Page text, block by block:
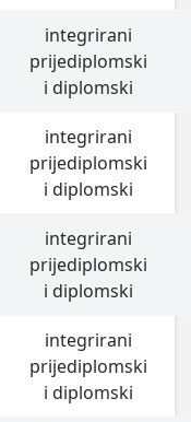
integrirani
prijediplomski
i diplomski
integrirani
prijediplomski
i diplomski
integrirani
prijediplomski
i diplomski
integrirani
prijediplomski
i diplomski